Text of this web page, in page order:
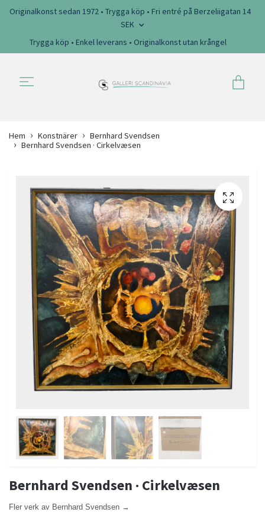
Originalkonst sedan 1972 • Trygga köp • Fri entré på Berzeliigatan 14
SEK
Trygga köp • Enkel leverans • Originalkonst utan krångel
Hem Konstnärer
Bernhard Svendsen
Bernhard Svendsen · Cirkelvæsen
Bernhard Svendsen · Cirkelvæsen
Fler verk av Bernhard Svendsen →